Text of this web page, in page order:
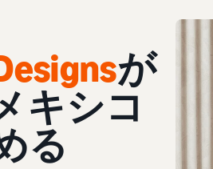
が
キシコ
る